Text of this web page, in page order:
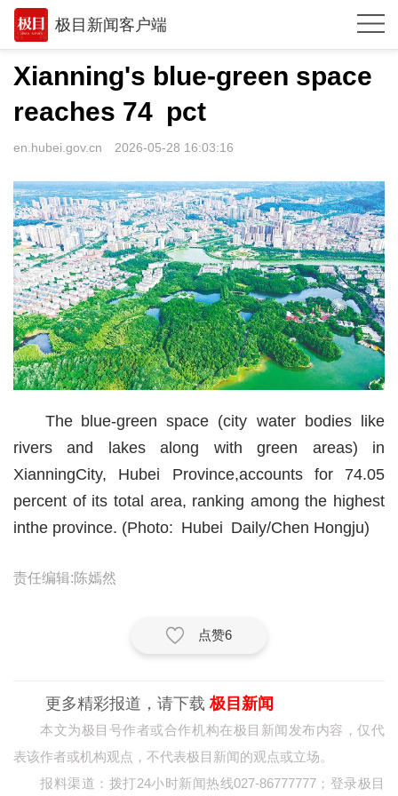
极目新闻客户端
推荐
观点
时政
武汉
世相
环球
专题
极客圈
经济
城建
科教
健康
悠游
相亲
创意
文化
Xianning's blue-green space
reaches 74 pct
en.hubei.gov.cn 2026-05-28 16:03:16
The blue-green space (city water bodies like
rivers and lakes along with green areas) in
XianningCity, Hubei Province,accounts for 74.05
percent of its total area, ranking among the highest
inthe province. (Photo: Hubei Daily/Chen Hongju)
责任编辑:陈嫣然
点赞6
更多精彩报道，请下载极目新闻
本文为极目号作者或合作机构在极目新闻发布内容，仅代
表该作者或机构观点，不代表极目新闻的观点或立场。
报料渠道：拨打24小时新闻热线027-86777777；登录极目